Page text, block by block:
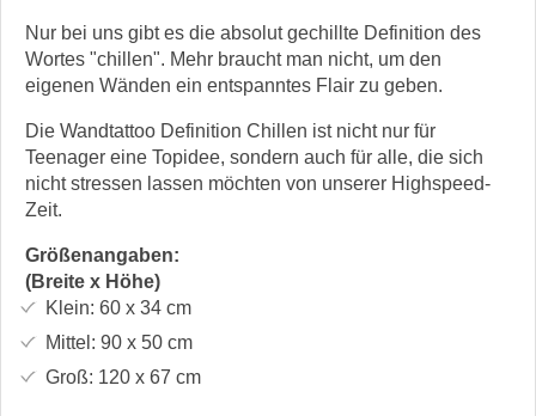
Nur bei uns gibt es die absolut gechillte Definition des
Wortes "chillen". Mehr braucht man nicht, um den
eigenen Wänden ein entspanntes Flair zu geben.
Die Wandtattoo Definition Chillen ist nicht nur für
Teenager eine Topidee, sondern auch für alle, die sich
nicht stressen lassen möchten von unserer Highspeed-
Zeit.
Größenangaben:
(Breite x Höhe)
Klein: 60 x 34cm
Mittel: 90 x 50cm
Groß: 120 x 67 cm